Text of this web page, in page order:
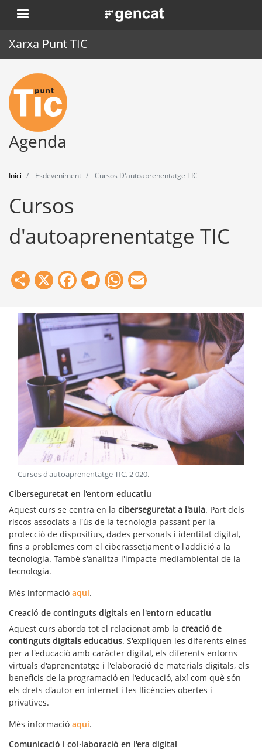
Vés
al
. Obre en una nova finestra.
Xarxa Punt TIC
Inici
Punt TIC
Actualitat
Eines
Agenda
Inici Esdeveniment Cursos D'autoaprenentatge TIC
Cursos
d'autoaprenentatge TIC
Share
X Facebook
Telegram
WhatsApp
Cursos d'autoaprenentatge TIC.2 020.
Ciberseguretat en l'entorn educatiu
Aquest curs se centra en la ciberseguretat a l'aula. Part dels
riscos associats a l'ús de la tecnologia passant per la
protecció de dispositius, dades personals i identitat digital,
fins a problemes com el ciberassetjament o l'addició a la
tecnologia. També s'analitza l'impacte mediambiental de la
tecnologia.
Més informació aquí.
Creació de continguts digitals en l'entorn educatiu
Aquest curs aborda tot el relacionat amb la creació de
continguts digitals educatius. S'expliquen les diferents eines
per a l'educació amb caràcter digital, els diferents entorns
virtuals d'aprenentatge i l'elaboració de materials digitals, els
beneficis de la programació en l'educació, així com què són
els drets d'autor en internet i les llicències obertes i
privatives.
Més informació aquí.
Comunicació i col·laboració en l'era digital